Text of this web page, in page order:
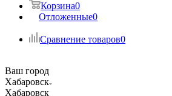
Корзина0
Отложенные0
Сравнение товаров0
Ваш город
Хабаровск
Хабаровск